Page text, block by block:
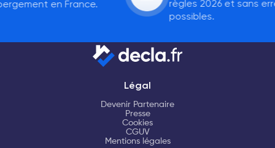
en France.
règles 2026 et sans
possibles.
Légal
Devenir Partenaire
Presse
Cookies
CGUV
Mentions légales